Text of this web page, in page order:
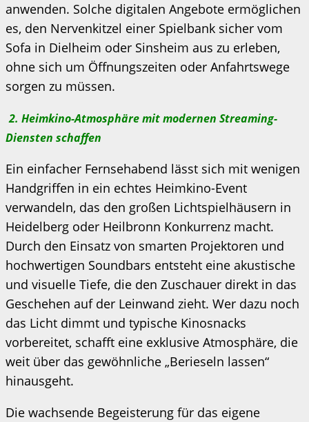
anwenden. Solche digitalen Angebote ermöglichen
es, den Nervenkitzel einer Spielbank sicher vom
Sofa in Dielheim oder Sinsheim aus zu erleben,
ohne sich um Öffnungszeiten oder Anfahrtswege
sorgen zu müssen.
2. Heimkino-Atmosphäre mit modernen Streaming-
Diensten schaffen
Ein einfacher Fernsehabend lässt sich mit wenigen
Handgriffen in ein echtes Heimkino-Event
verwandeln, das den großen Lichtspielhäusern in
Heidelberg oder Heilbronn Konkurrenz macht.
Durch den Einsatz von smarten Projektoren und
hochwertigen Soundbars entsteht eine akustische
und visuelle Tiefe, die den Zuschauer direkt in das
Geschehen auf der Leinwand zieht. Wer dazu noch
das Licht dimmt und typische Kinosnacks
vorbereitet, schafft eine exklusive Atmosphäre, die
weit über das gewöhnliche „Berieseln lassen“
hinausgeht.
Die wachsende Begeisterung für das eigene